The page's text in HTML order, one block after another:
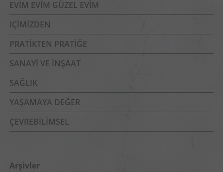
EVIM EVIM GÜZEL EVIM
IÇIMIZDEN
PRATIKTEN PRATIĞE
SANAYI VE İNŞAAT
SAĞLIK
YAŞAMAYA DEĞER
ÇEVREBILIMSEL
Arşivler